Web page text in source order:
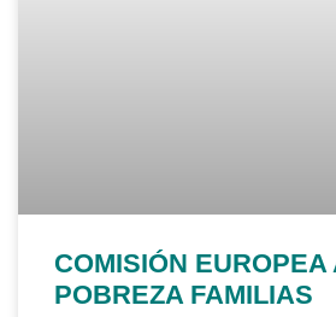
COMISIÓN EUROPEA
POBREZA FAMILIAS